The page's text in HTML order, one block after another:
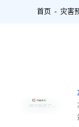
首页 - 灾害